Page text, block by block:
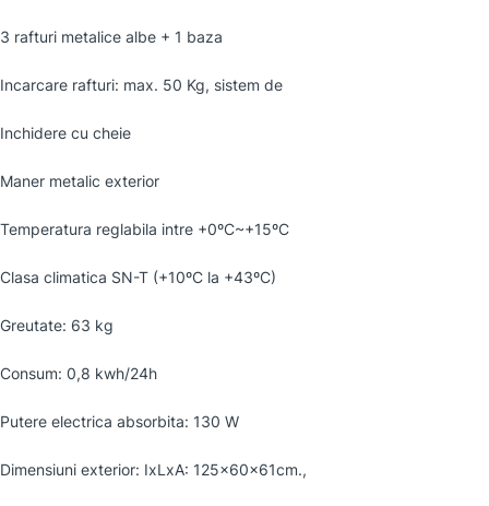
3 rafturi metalice albe + 1 baza
Incarcare rafturi: max. 50 Kg, sistem de
Inchidere cu cheie
Maner metalic exterior
Temperatura reglabila intre +0ºC~+15ºC
Clasa climatica SN-T (+10ºC la +43ºC)
Greutate: 63 kg
Consum: 0,8 kwh/24h
Putere electrica absorbita: 130 W
Dimensiuni exterior: IxLxA: 125x60x61cm.,